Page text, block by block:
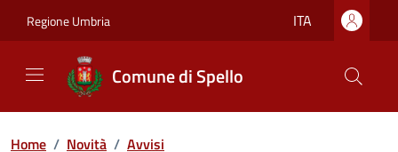
Regione Umbria ITA
Comune di Spello
Home / Novità / Avvisi